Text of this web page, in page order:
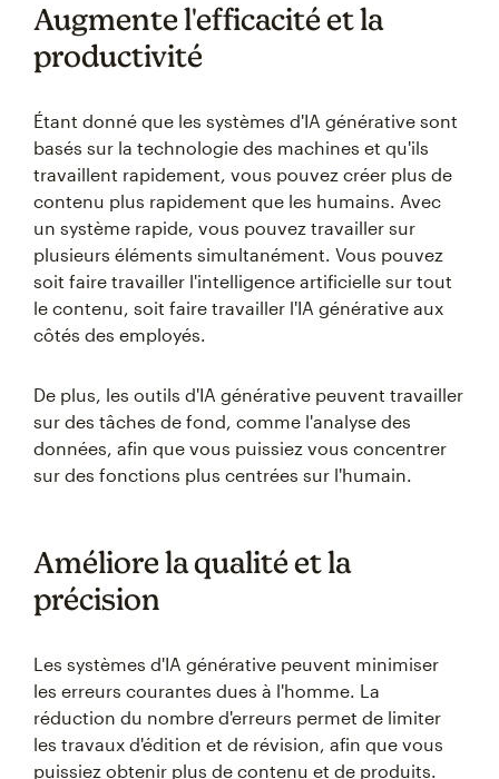
Augmente l'efficacité et la
productivité
Étant donné que les systèmes d'IA générative sont
basés sur la technologie des machines et qu'ils
travaillent rapidement, vous pouvez créer plus de
contenu plus rapidement que les humains. Avec
un système rapide, vous pouvez travailler sur
plusieurs éléments simultanément. Vous pouvez
soit faire travailler l'intelligence artificielle sur tout
le contenu, soit faire travailler l'IA générative aux
côtés des employés.
De plus, les outils d'IA générative peuvent travailler
sur des tâches de fond, comme l'analyse des
données, afin que vous puissiez vous concentrer
sur des fonctions plus centrées sur l'humain.
Améliore la qualité et la
précision
Les systèmes d'IA générative peuvent minimiser
les erreurs courantes dues à l'homme. La
réduction du nombre d'erreurs permet de limiter
les travaux d'édition et de révision, afin que vous
puissiez obtenir plus de contenu et de produits.